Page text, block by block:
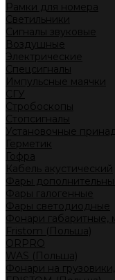
Рамки для номера
Светильники
Сигналы звуковые
Воздушные
Электрические
Спецсигналы
Импульсные маячки
СГУ
Стробоскопы
Стопсигналы
Установочные
Герметик
Гофра
Кабель акустический
Фары
Фары галогенные
Фары светодиодные
Фонари габаритные,
Fristom (Польша)
ORPRO
WAS (Польша)
Фонари на